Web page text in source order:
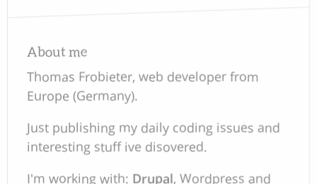
About me
Thomas Frobieter, web developer from
Europe (Germany).
Just publishing my daily coding issues and
interesting stuff ive disovered.
I'm working with: Drupal, Wordpress and